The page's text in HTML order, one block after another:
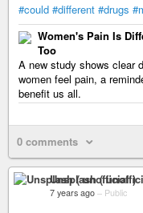
#could #different #drugs
Women's Pain Is
Too
A new study shows clear
women feel pain, a
benefit us all.
0 comments
Unsplash (
7 years ago – Public